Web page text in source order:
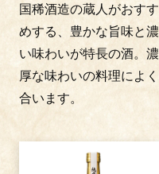
国稀酒造の蔵人がおすす
めする、豊かな旨味と濃
い味わいが特長の酒。濃
厚な味わいの料理によく
合います。